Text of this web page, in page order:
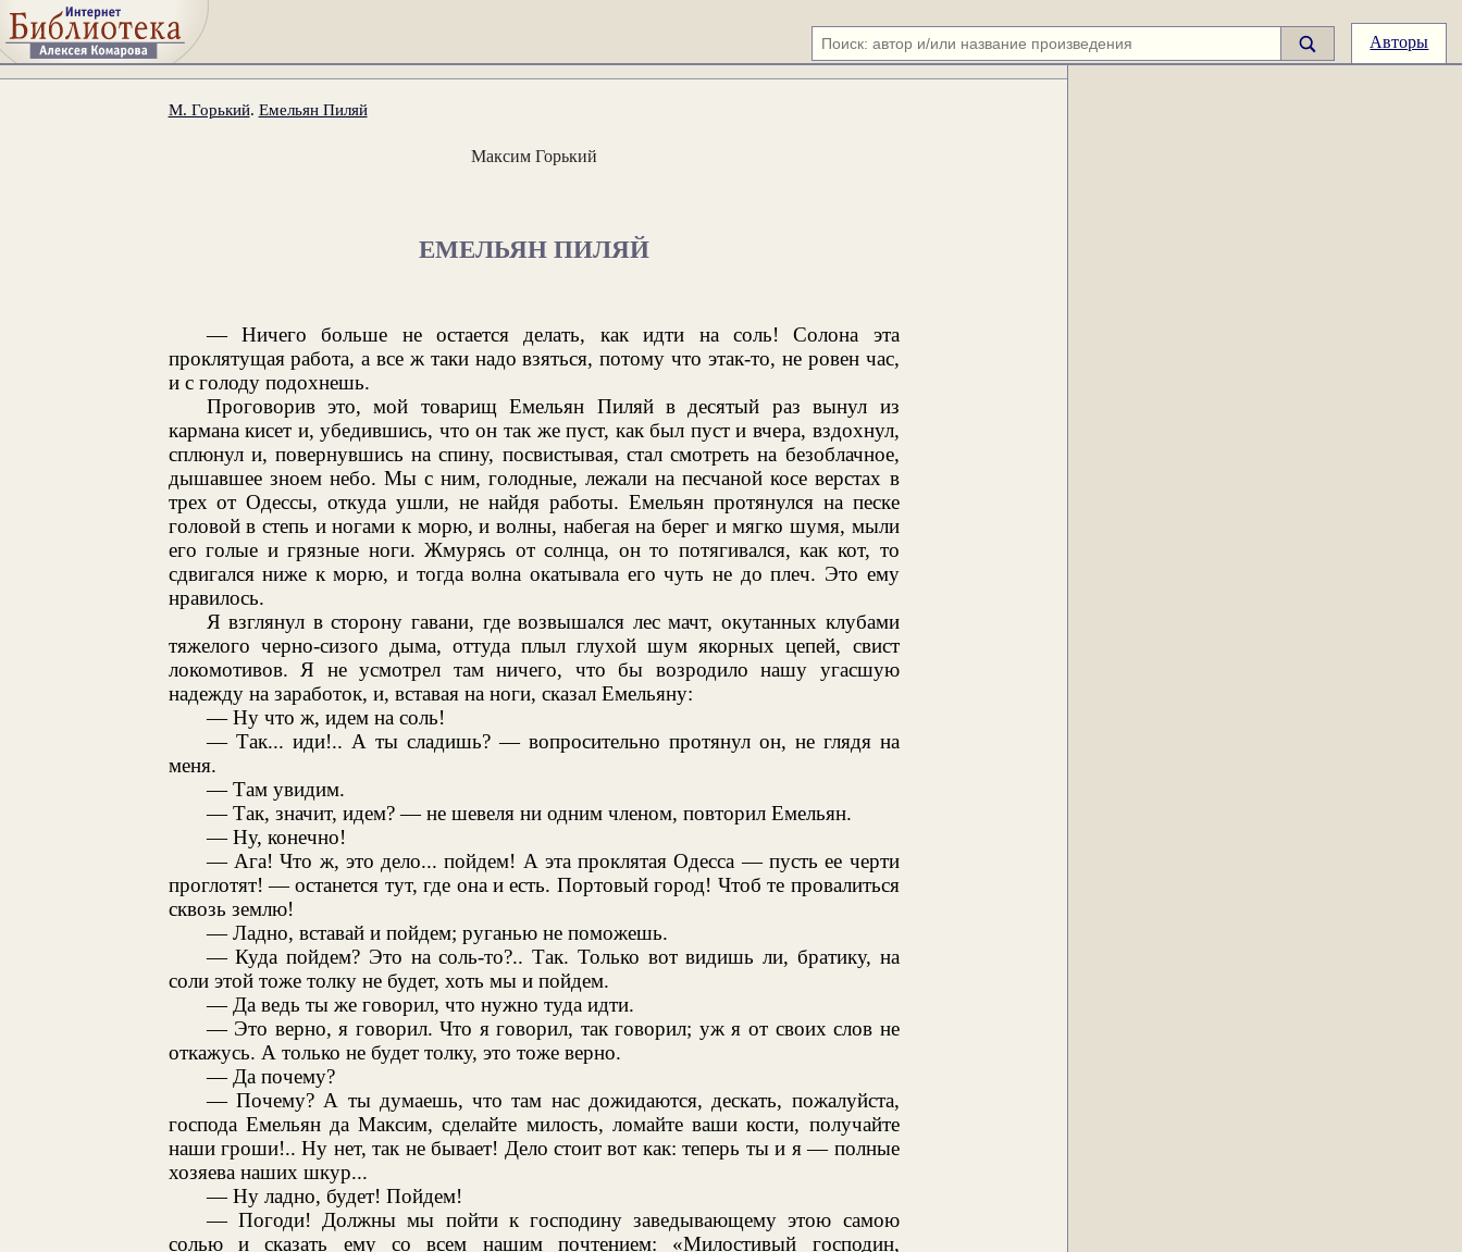
Авторы
М. Горький. Емельян Пиляй
Максим Горький
ЕМЕЛЬЯН ПИЛЯЙ
— Ничего больше не остается делать, как идти на соль! Солона эта
проклятущая работа, а все ж таки надо взяться, потому что этак-то, не ровен час,
и с голоду подохнешь.
Проговорив это, мой товарищ Емельян Пиляй в десятый раз вынул из
кармана кисет и, убедившись, что он так же пуст, как был пуст и вчера, вздохнул,
сплюнул и, повернувшись на спину, посвистывая, стал смотреть на безоблачное,
дышавшее зноем небо. Мы с ним, голодные, лежали на песчаной косе верстах в
трех от Одессы, откуда ушли, не найдя работы. Емельян протянулся на песке
головой в степь и ногами к морю, и волны, набегая на берег и мягко шумя, мыли
его голые и грязные ноги. Жмурясь от солнца, он то потягивался, как кот, то
сдвигался ниже к морю, и тогда волна окатывала его чуть не до плеч. Это ему
нравилось.
Я взглянул в сторону гавани, где возвышался лес мачт, окутанных клубами
тяжелого черно-сизого дыма, оттуда плыл глухой шум якорных цепей, свист
локомотивов. Я не усмотрел там ничего, что бы возродило нашу угасшую
надежду на заработок, и, вставая на ноги, сказал Емельяну:
— Ну что ж, идем на соль!
— Так... иди!.. А ты сладишь? — вопросительно протянул он, не глядя на
меня.
— Там увидим.
— Так, значит, идем? — не шевеля ни одним членом, повторил Емельян.
— Ну, конечно!
— Ага! Что ж, это дело... пойдем! А эта проклятая Одесса — пусть ее черти
проглотят! — останется тут, где она и есть. Портовый город! Чтоб те провалиться
сквозь землю!
— Ладно, вставай и пойдем; руганью не поможешь.
— Куда пойдем? Это на соль-то?.. Так. Только вот видишь ли, братику, на
соли этой тоже толку не будет, хоть мы и пойдем.
— Да ведь ты же говорил, что нужно туда идти.
— Это верно, я говорил. Что я говорил, так говорил; уж я от своих слов не
откажусь. А только не будет толку, это тоже верно.
— Да почему?
— Почему? А ты думаешь, что там нас дожидаются, дескать, пожалуйста,
господа Емельян да Максим, сделайте милость, ломайте ваши кости, получайте
наши гроши!.. Ну нет, так не бывает! Дело стоит вот как: теперь ты и я — полные
хозяева наших шкур...
— Ну ладно, будет! Пойдем!
— Погоди! Должны мы пойти к господину заведывающему этою самою
солью и сказать ему со всем нашим почтением: «Милостивый господин,